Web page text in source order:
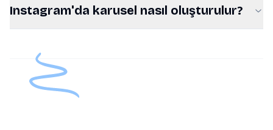
Instagram'da karusel nasıl oluşturulur?